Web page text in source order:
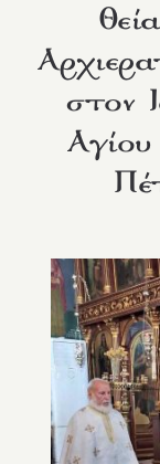
στον